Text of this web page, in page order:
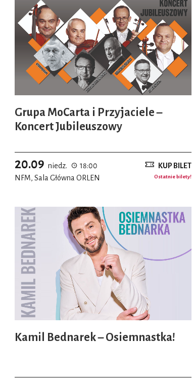
Grupa MoCarta i Przyjaciele –
Koncert Jubileuszowy
20.09 niedz.
18:00
NFM, Sala Główna ORLEN
KUP BILET
Ostatnie bilety!
Kamil Bednarek – Osiemnastka!